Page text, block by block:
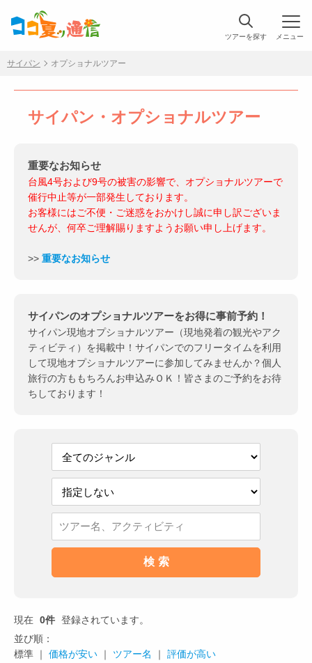
ツアーを探す
サイパン オプショナルツアー
サイパン・オプショナルツアー
重要なお知らせ
台風4号および9号の被害の影響で、オプショナルツアーで
催行中止等が一部発生しております。
お客様にはご不便・ご迷惑をおかけし誠に申し訳ございま
せんが、何卒ご理解賜りますようお願い申し上げます。
>> 重要なお知らせ
サイパンのオプショナルツアーをお得に事前予約！
サイパン現地オプショナルツアー（現地発着の観光やアク
ティビティ）を掲載中！サイパンでのフリータイムを利用
して現地オプショナルツアーに参加してみませんか？個人
旅行の方ももちろんお申込みＯＫ！皆さまのご予約をお待
ちしております！
現在 0件 登録されています。
並び順：
標準 ｜ 価格が安い ｜ ツアー名 ｜ 評価が高い
メニュー